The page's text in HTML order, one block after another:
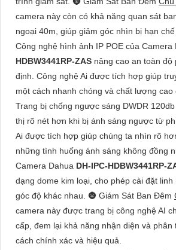
camera này còn có khả năng quan sát
ngoại 40m, giúp giảm góc nhìn bị hạn chế
Công nghệ hình ảnh IP POE của Camera
HDBW3441RP-ZAS nâng cao an toàn độ
định. Công nghệ Ai được tích hợp giúp
một cách nhanh chóng và chất lượng cao
Trang bị chống ngược sáng DWDR
thị rõ nét hơn khi bị ánh sáng ngược từ
Ai được tích hợp giúp chúng ta nhìn rõ
những tình huống ánh sáng không đồng
Camera Dahua DH-IPC-HDBW3441RP-
dạng dome kim loại, cho phép cài đặt linh
góc độ khác nhau. 🌚 Giám Sát Ban Đêm
camera này được trang bị công nghệ AI
cấp, đem lại khả năng nhận diện và
cách chính xác và hiệu quả.